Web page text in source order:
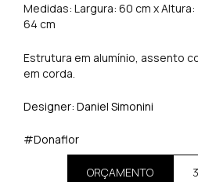
Medidas: Largura: 60 cm x
64 cm
Estrutura em alumínio, assento
em corda.
Designer: Daniel Simonini
#Donaflor
ORÇAMENTO